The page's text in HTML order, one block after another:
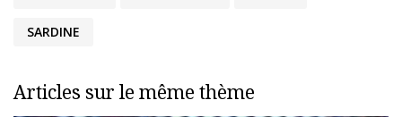
SARDINE
Articles sur le même thème